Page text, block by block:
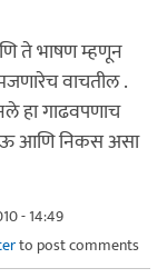
ते भाषण म्हणून
वाचतील .
हा गाढवपणाच
आणि निकस असा
- 14:49
to post comments